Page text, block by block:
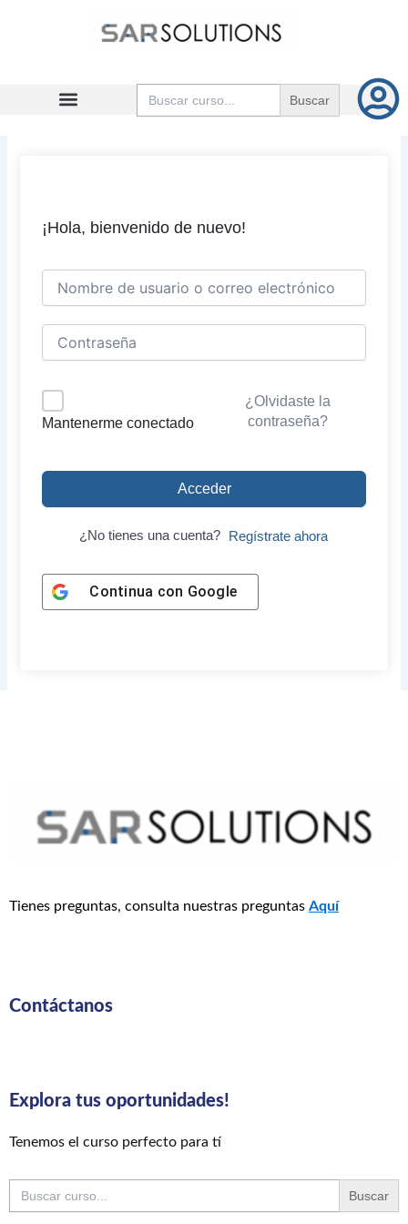
Buscar:
¡Hola, bienvenido de nuevo!
Mantenerme conectado
¿Olvidaste la
contraseña?
Acceder
¿No tienes una cuenta? Regístrate ahora
Continua con Google
Tienes preguntas, consulta nuestras preguntas Aquí
Contáctanos
Explora tus oportunidades!
Tenemos el curso perfecto para tí
Buscar: